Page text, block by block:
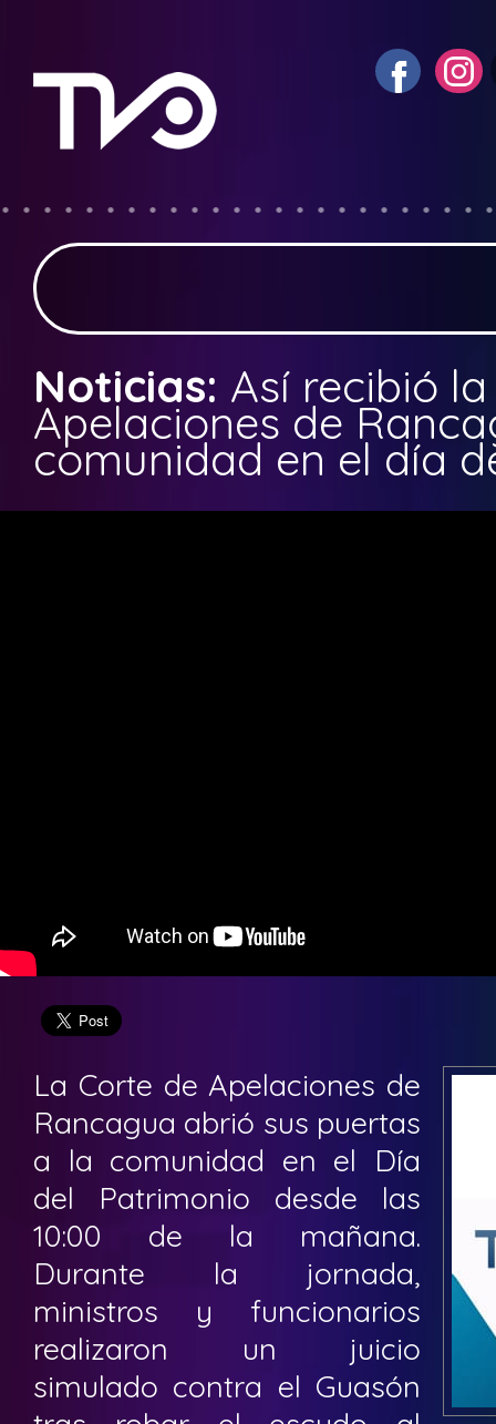
Noticias: Así recibió
Apelaciones de
comunidad en el día
La Corte de Apelaciones de
Rancagua abrió sus puertas
a la comunidad en el Día
del Patrimonio desde las
10:00 de la mañana.
Durante la jornada,
ministros y funcionarios
realizaron un juicio
simulado contra el Guasón